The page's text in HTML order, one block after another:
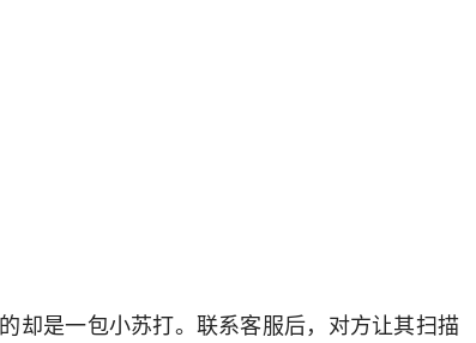
却是一包小苏打。联系客服后，对方让其扫描